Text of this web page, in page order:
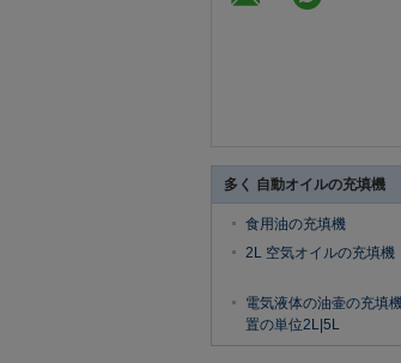
多く 自動オイルの充填機
食用油の充填機
2L 空気オイルの充填機
電気液体の油壷の充填
置の単位2L|5L